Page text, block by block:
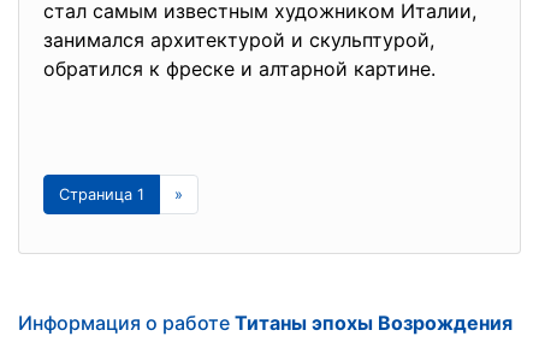
стал самым известным художником Италии,
занимался архитектурой и скульптурой,
обратился к фреске и алтарной картине.
Страница 1 »
Информация о работе Титаны эпохы Возрождения